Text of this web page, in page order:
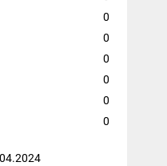
0
0
0
0
0
0